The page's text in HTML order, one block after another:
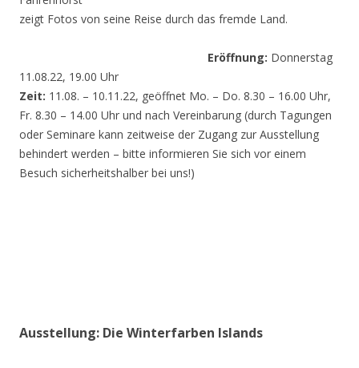
zeigt Fotos von seine Reise durch das fremde Land.
Eröffnung: Donnerstag
11.08.22, 19.00 Uhr
Zeit: 11.08. – 10.11.22, geöffnet Mo. – Do. 8.30 – 16.00 Uhr,
Fr. 8.30 – 14.00 Uhr und nach Vereinbarung (durch Tagungen
oder Seminare kann zeitweise der Zugang zur Ausstellung
behindert werden – bitte informieren Sie sich vor einem
Besuch sicherheitshalber bei uns!)
Ausstellung: Die Winterfarben Islands